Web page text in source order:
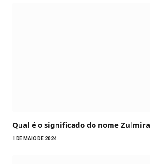
Qual é o significado do nome Zulmira
1 DE MAIO DE 2024